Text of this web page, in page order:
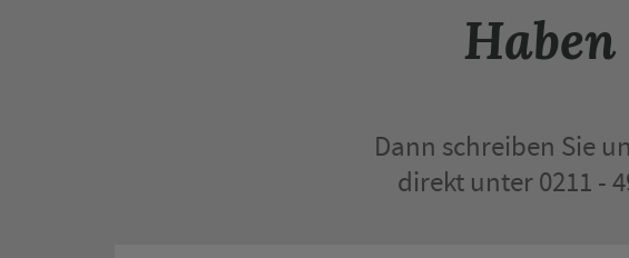
Dann schreiben Sie
direkt unter 0211 -